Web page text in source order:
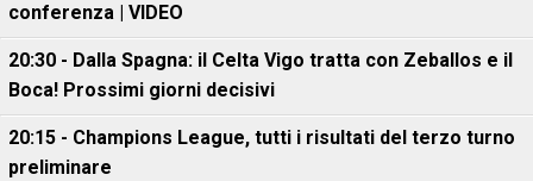
conferenza | VIDEO
20:30 - Dalla Spagna: il Celta Vigo tratta con Zeballos e il
Boca! Prossimi giorni decisivi
20:15 - Champions League, tutti i risultati del terzo turno
preliminare